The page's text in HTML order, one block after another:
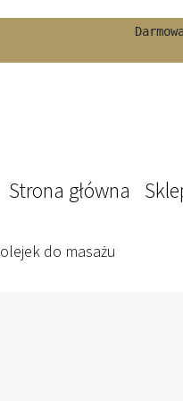
Strona główna
olejek do masażu